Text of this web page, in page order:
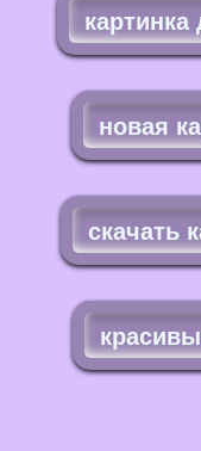
новая
скачать